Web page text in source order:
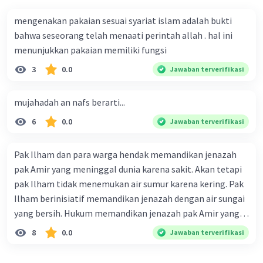
keputusan yang madarat buat ummat.
mengenakan pakaian sesuai syariat islam adalah bukti
bahwa seseorang telah menaati perintah allah . hal ini
menunjukkan pakaian memiliki fungsi
3 0.0 Jawaban terverifikasi
mujahadah an nafs berarti...
6 0.0 Jawaban terverifikasi
Pak Ilham dan para warga hendak memandikan jenazah
pak Amir yang meninggal dunia karena sakit. Akan tetapi
pak Ilham tidak menemukan air sumur karena kering. Pak
Ilham berinisiatif memandikan jenazah dengan air sungai
yang bersih. Hukum memandikan jenazah pak Amir yang
dilakukan pak Ilham dan para warga.... Select one: a. Tidak
sah karena air sungai tidak halal dikonsumsi b. Tidak sah
8 0.0 Jawaban terverifikasi